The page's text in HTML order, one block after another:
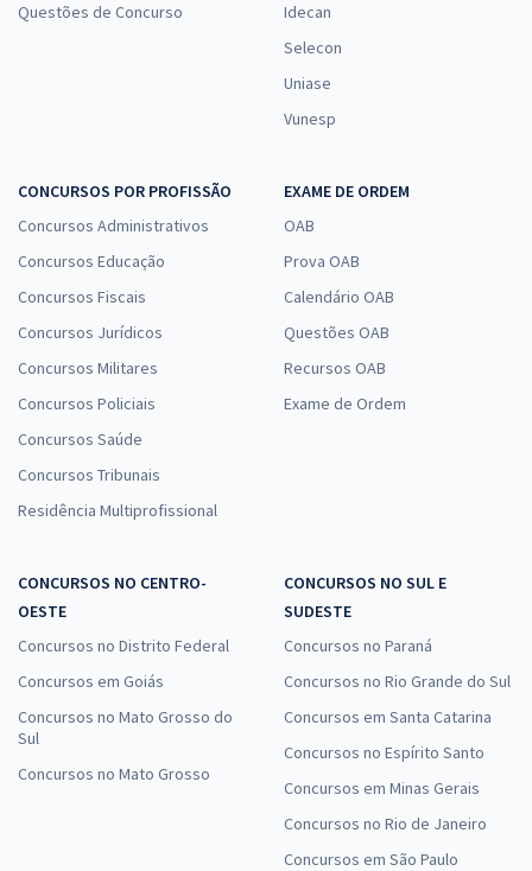
Questões de Concurso
Idecan
Selecon
Uniase
Vunesp
CONCURSOS POR PROFISSÃO
Concursos Administrativos
Concursos Educação
Concursos Fiscais
Concursos Jurídicos
Concursos Militares
Concursos Policiais
Concursos Saúde
Concursos Tribunais
Residência Multiprofissional
EXAME DE ORDEM
OAB
Prova OAB
Calendário OAB
Questões OAB
Recursos OAB
Exame de Ordem
CONCURSOS NO CENTRO-
OESTE
Concursos no Distrito Federal
Concursos em Goiás
Concursos no Mato Grosso do
Sul
Concursos no Mato Grosso
CONCURSOS NO SUL E
SUDESTE
Concursos no Paraná
Concursos no Rio Grande do Sul
Concursos em Santa Catarina
Concursos no Espírito Santo
Concursos em Minas Gerais
Concursos no Rio de Janeiro
Concursos em São Paulo